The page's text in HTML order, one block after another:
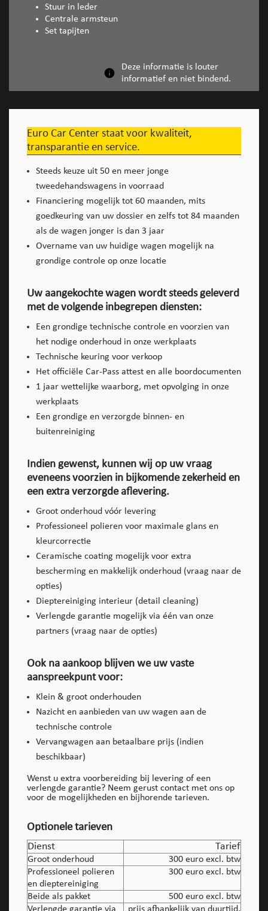
Stuur in leder
Centrale armsteun
Set tapijten
Deze informatie is louter
informatief en niet bindend.
Euro Car Center staat voor kwaliteit,
transparantie en service.
Steeds keuze uit 50 en meer jonge
tweedehandswagens in voorraad
Financiering mogelijk tot 60 maanden, mits
goedkeuring van uw dossier en zelfs tot 84 maanden
als de wagen jonger is dan 3 jaar
Overname van uw huidige wagen mogelijk na
grondige controle op onze locatie
Uw aangekochte wagen wordt steeds geleverd
met de volgende inbegrepen diensten:
Een grondige technische controle en voorzien van
het nodige onderhoud in onze werkplaats
Technische keuring voor verkoop
Het officiële Car-Pass attest en alle boordocumenten
1 jaar wettelijke waarborg, met opvolging in onze
werkplaats
Een grondige en verzorgde binnen- en
buitenreiniging
Indien gewenst, kunnen wij op uw vraag
eveneens voorzien in bijkomende zekerheid en
een extra verzorgde aflevering.
Groot onderhoud vóór levering
Professioneel polieren voor maximale glans en
kleurcorrectie
Ceramische coating mogelijk voor extra
bescherming en makkelijk onderhoud (vraag naar de
opties)
Dieptereiniging interieur (detail cleaning)
Verlengde garantie mogelijk via één van onze
partners (vraag naar de opties)
Ook na aankoop blijven we uw vaste
aanspreekpunt voor:
Klein & groot onderhouden
Nazicht en aanbieden van uw wagen aan de
technische controle
Vervangwagen aan betaalbare prijs (indien
beschikbaar)
Wenst u extra voorbereiding bij levering of een
verlengde garantie? Neem gerust contact met ons op
voor de mogelijkheden en bijhorende tarieven.
Optionele tarieven
Dienst Tarief
Groot onderhoud
300 euro excl. btw
Professioneel polieren
en dieptereiniging
300 euro excl. btw
Beide als pakket
500 euro excl. btw